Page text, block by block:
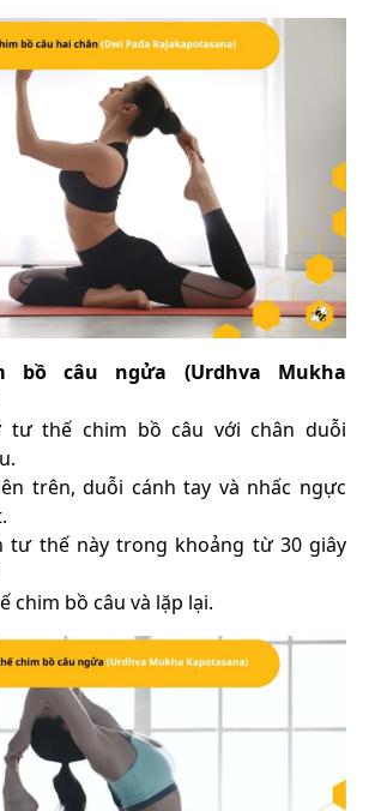
bồ câu ngửa (Urdhva Mukha
tư thế chim bồ câu với chân duỗi
trên, duỗi cánh tay và nhấc ngực
tư thế này trong khoảng từ 30 giây
chim bồ câu và lặp lại.